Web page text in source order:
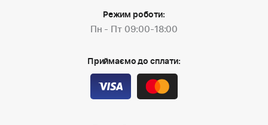
Режим роботи:
Пн - Пт 09:00-18:00
Приймаємо до сплати: